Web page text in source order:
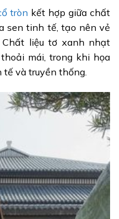
tròn kết hợp giữa chất
sen tinh tế, tạo nên vẻ
liệu tơ xanh nhạt
mái, trong khi họa
và truyền thống.